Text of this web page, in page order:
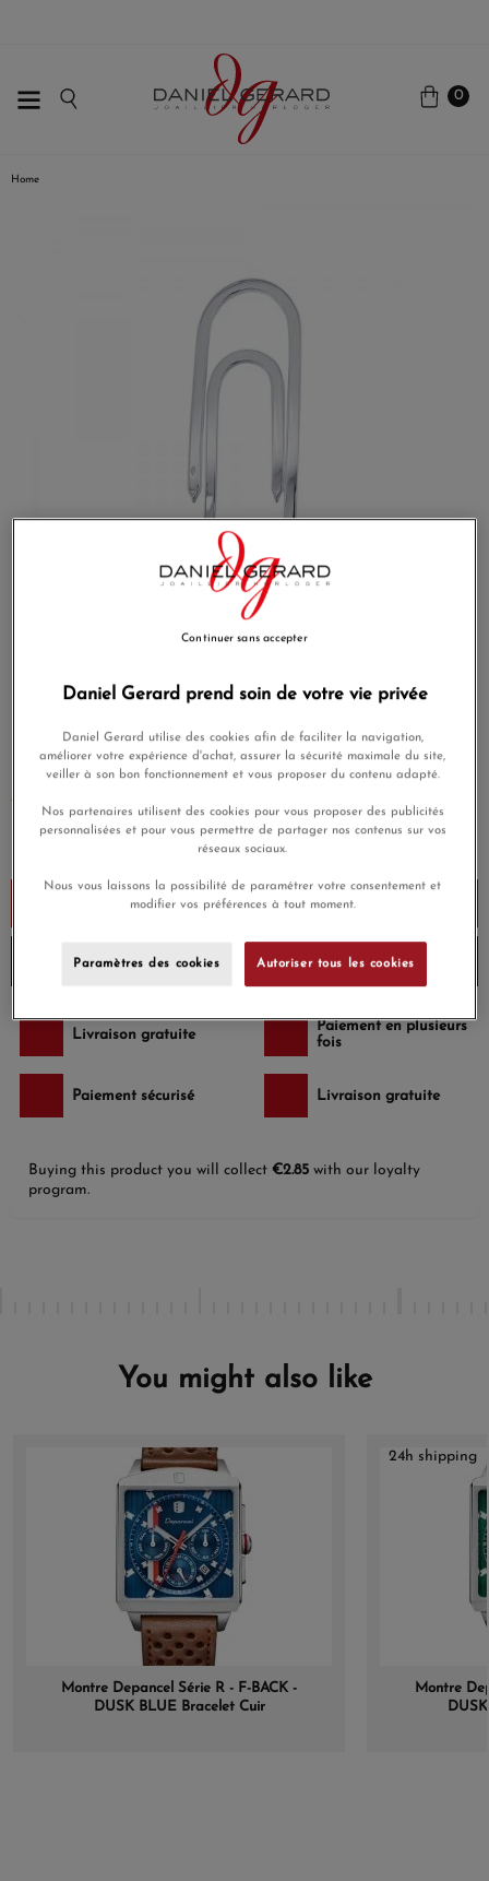
0
Home
Reference PB85
Add to cart
Stock verification...
Livraison gratuite
Paiement en plusieurs
fois
Paiement sécurisé Livraison gratuite
Buying this product you will collect €2.85 with our loyalty
program.
You might also like
Montre Depancel Série R - F-BACK -
DUSK BLUE Bracelet Cuir
24h shipping
Montre
Daniel Gerard prend soin de votre vie privée
Daniel Gerard utilise des cookies afin de faciliter la navigation,
améliorer votre expérience d'achat, assurer la sécurité maximale du site,
veiller à son bon fonctionnement et vous proposer du contenu adapté.
Nos partenaires utilisent des cookies pour vous proposer des publicités
personnalisées et pour vous permettre de partager nos contenus sur vos
réseaux sociaux.
Nous vous laissons la possibilité de paramétrer votre consentement et
modifier vos préférences à tout moment.
Paramètres des cookies Autoriser tous les cookies
Continuer sans accepter